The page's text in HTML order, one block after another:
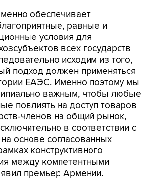
обеспечивает
равные и
условия для
всех государств
исходим из того,
подход должен применяться
ЕАЭС. Именно поэтому мы
важным, чтобы любые
повлиять на доступ товаров
членов на общий рынок,
в соответствии с
основе согласованных
конструктивного
между компетентными
премьер Армении.